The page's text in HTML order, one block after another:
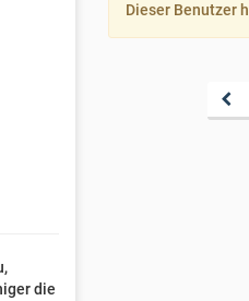
die
Dieser Benutzer